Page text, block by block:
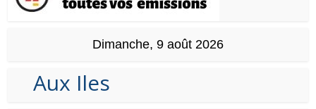
Dimanche, 9 août 2026
Aux Iles